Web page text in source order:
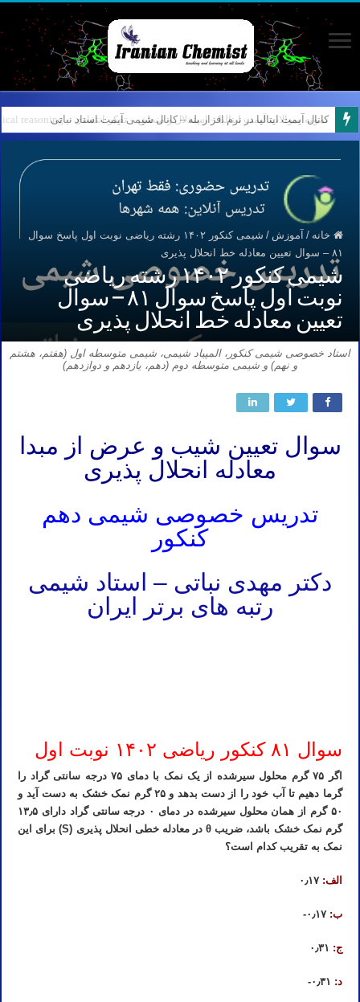
کانال آیمت ایتالیا در نرم افزار بله – کانال شیمی آیمت استاد نباتی
خانه / آموزش /
شیمی کنکور ۱۴۰۲ رشته ریاضی نوبت اول پاسخ سوال
۸۱ – سوال تعیین معادله خط انحلال پذیری
شیمی کنکور ۱۴۰۲ رشته ریاضی
نوبت اول پاسخ سوال ۸۱ – سوال
تعیین معادله خط انحلال پذیری
استاد خصوصی شیمی کنکور، المپیاد شیمی، شیمی متوسطه اول (هفتم، هشتم
و نهم) و شیمی متوسطه دوم (دهم، یازدهم و دوازدهم)
سوال تعیین شیب و عرض از مبدا
معادله انحلال پذیری
تدریس خصوصی شیمی دهم
کنکور
دکتر مهدی نباتی – استاد شیمی
رتبه های برتر ایران
سوال ۸۱ کنکور ریاضی ۱۴۰۲ نوبت اول
اگر ۷۵ گرم محلول سیرشده از یک نمک با دمای ۷۵ درجه سانتی گراد را
گرما دهیم تا آب خود را از دست بدهد و ۲۵ گرم نمک خشک به دست آید و
۵۰ گرم از همان محلول سیرشده در دمای ۰ درجه سانتی گراد دارای ۱۳٫۵
گرم نمک خشک باشد، ضریب θ در معادله خطی انحلال پذیری (S) برای این
نمک به تقریب کدام است؟
الف: ۰٫۱۷
ب: ۰٫۱۷-
ج:
د: